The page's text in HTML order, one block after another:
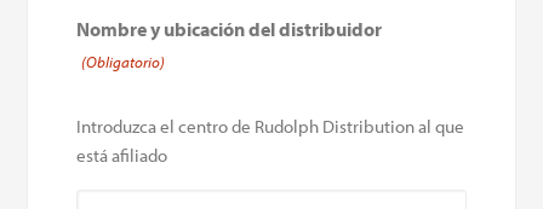
Nombre y ubicación del distribuidor
(Obligatorio)
Introduzca el centro de Rudolph Distribution al que
está afiliado